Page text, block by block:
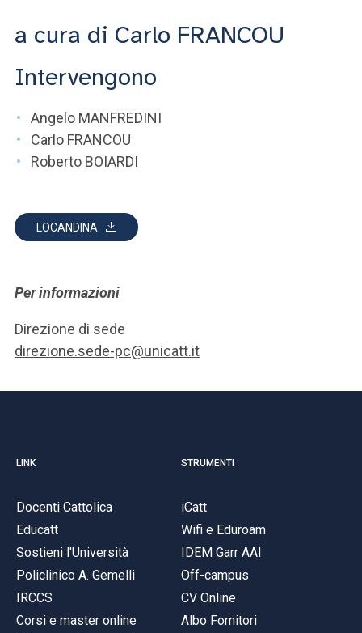
a cura di Carlo FRANCOU
Intervengono
Angelo MANFREDINI
Carlo FRANCOU
Roberto BOIARDI
LOCANDINA
Per informazioni
Direzione di sede
direzione.sede-pc@unicatt.it
LINK
Docenti Cattolica
Educatt
Sostieni l'Università
Policlinico A. Gemelli
IRCCS
Corsi e master online
STRUMENTI
iCatt
Wifi e Eduroam
IDEM Garr AAI
Off-campus
CV Online
Albo Fornitori